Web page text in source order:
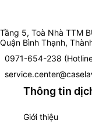
Tầng 5, Toà Nhà TTM
Quận Bình Thạnh,
0971-654-238
Thông tin
Giới thiệu